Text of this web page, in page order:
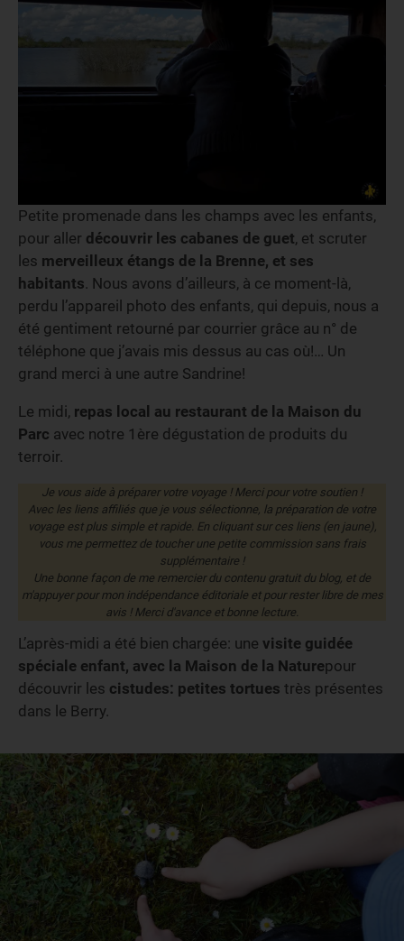
Petite promenade dans les champs avec les enfants,
pour aller découvrir les cabanes de guet, et scruter
les merveilleux étangs de la Brenne, et ses
habitants. Nous avons d’ailleurs, à ce moment-là,
perdu l’appareil photo des enfants, qui depuis, nous a
été gentiment retourné par courrier grâce au n° de
téléphone que j’avais mis dessus au cas où!… Un
grand merci à une autre Sandrine!
Le midi, repas local au restaurant de la Maison du
Parc avec notre 1ère dégustation de produits du
terroir.
Je vous aide à préparer votre voyage ! Merci pour votre soutien !
Avec les liens affiliés que je vous sélectionne, la préparation de votre
voyage est plus simple et rapide. En cliquant sur ces liens (en jaune),
vous me permettez de toucher une petite commission sans frais
supplémentaire !
Une bonne façon de me remercier du contenu gratuit du blog, et de
m'appuyer pour mon indépendance éditoriale et pour rester libre de mes
avis ! Merci d'avance et bonne lecture.
L’après-midi a été bien chargée: une visite guidée
spéciale enfant, avec la Maison de la Naturepour
découvrir les cistudes: petites tortues très présentes
dans le Berry.